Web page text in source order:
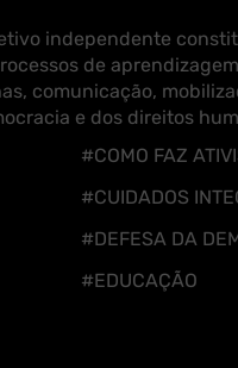
independente
de
comunicação,
e dos direitos
#COMO FAZ
#CUIDADOS
#DEFESA DA
#EDUCAÇÃO